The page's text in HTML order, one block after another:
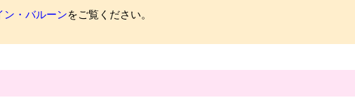
ン・バルーンをご覧ください。